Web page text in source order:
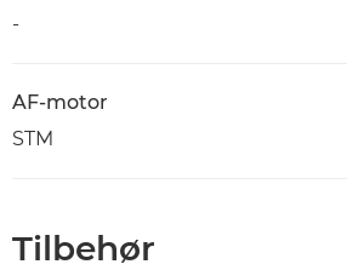
-
AF-motor
STM
Tilbehør